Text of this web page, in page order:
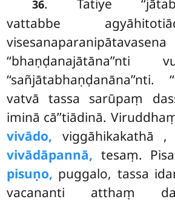
36. Tatiye
vattabbe
visesanaparanipātavasena
‘‘sañjātabhaṇḍanāna’’nti.
vatvā tassa sarūpaṃ
iminā cā’’tiādinā.
vivādo, viggāhikakathā ,
vivādāpannā, tesaṃ.
pisuṇo, puggalo, tassa
vacananti atthaṃ